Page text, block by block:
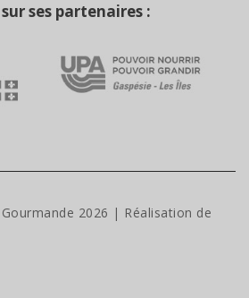
ses partenaires :
2026 | Réalisation de